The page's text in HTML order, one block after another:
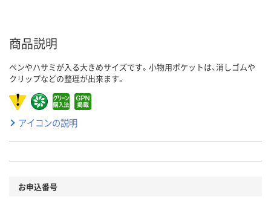
商品説明
ペンやハサミが入る大きめサイズです。小物用ポケットは、消しゴムや
クリップなどの整理が出来ます。
アイコンの説明
お申込番号